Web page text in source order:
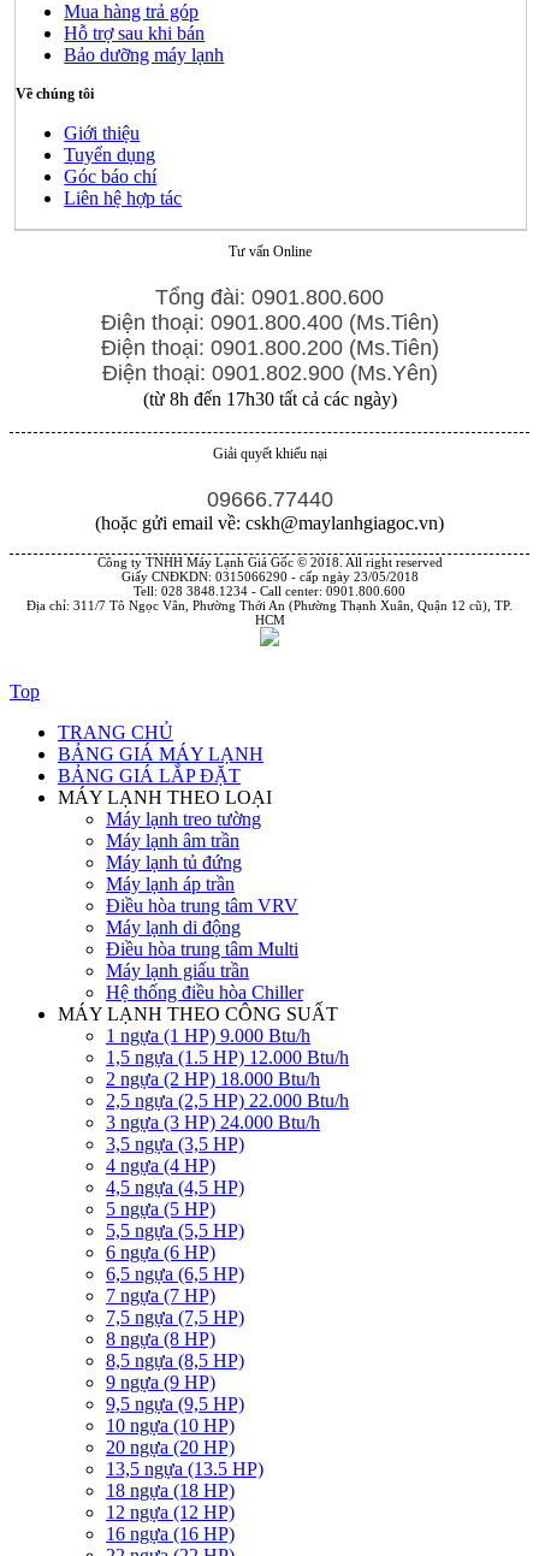
Mua hàng trả góp
Hỗ trợ sau khi bán
Bảo dưỡng máy lạnh
Về chúng tôi
Giới thiệu
Tuyển dụng
Góc báo chí
Liên hệ hợp tác
Tư vấn Online
Tổng đài: 0901.800.600
Điện thoại: 0901.800.400 (Ms.Tiên)
Điện thoại: 0901.800.200 (Ms.Tiên)
Điện thoại: 0901.802.900 (Ms.Yên)
(từ 8h đến 17h30 tất cả các ngày)
Giải quyết khiếu nại
09666.77440
(hoặc gửi email về: cskh@maylanhgiagoc.vn)
Công ty TNHH Máy Lạnh Giá Gốc © 2018. All right reserved
Giấy CNĐKDN: 0315066290 - cấp ngày 23/05/2018
Tell: 028 3848.1234 - Call center: 0901.800.600
Địa chỉ: 311/7 Tô Ngọc Vân, Phường Thới An (Phường Thạnh Xuân, Quận 12 cũ), TP.
HCM
Top
TRANG CHỦ
BẢNG GIÁ MÁY LẠNH
BẢNG GIÁ LẮP ĐẶT
MÁY LẠNH THEO LOẠI
Máy lạnh treo tường
Máy lạnh âm trần
Máy lạnh tủ đứng
Máy lạnh áp trần
Điều hòa trung tâm VRV
Máy lạnh di động
Điều hòa trung tâm Multi
Máy lạnh giấu trần
Hệ thống điều hòa Chiller
MÁY LẠNH THEO CÔNG SUẤT
1 ngựa (1 HP) 9.000 Btu/h
1,5 ngựa (1.5 HP) 12.000 Btu/h
2 ngựa (2 HP) 18.000 Btu/h
2,5 ngựa (2,5 HP) 22.000 Btu/h
3 ngựa (3 HP) 24.000 Btu/h
3,5 ngựa (3,5 HP)
4 ngựa (4 HP)
4,5 ngựa (4,5 HP)
5 ngựa (5 HP)
5,5 ngựa (5,5 HP)
6 ngựa (6 HP)
6,5 ngựa (6,5 HP)
7 ngựa (7 HP)
7,5 ngựa (7,5 HP)
8 ngựa (8 HP)
8,5 ngựa (8,5 HP)
9 ngựa (9 HP)
9,5 ngựa (9,5 HP)
10 ngựa (10 HP)
20 ngựa (20 HP)
13,5 ngựa (13.5 HP)
18 ngựa (18 HP)
12 ngựa (12 HP)
16 ngựa (16 HP)